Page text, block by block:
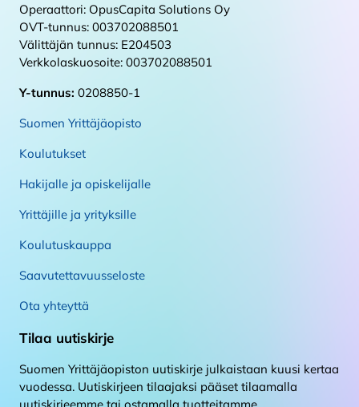
Operaattori: OpusCapita Solutions Oy
OVT-tunnus: 003702088501
Välittäjän tunnus: E204503
Verkkolaskuosoite: 003702088501
Y-tunnus: 0208850-1
Suomen Yrittäjäopisto
Koulutukset
Hakijalle ja opiskelijalle
Yrittäjille ja yrityksille
Koulutuskauppa
Saavutettavuusseloste
Ota yhteyttä
Tilaa uutiskirje
Suomen Yrittäjäopiston uutiskirje julkaistaan kuusi kertaa
vuodessa. Uutiskirjeen tilaajaksi pääset tilaamalla